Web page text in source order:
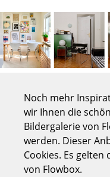
Sofas
Sessel
Loungesessel
Freischwinger
Barhocker
Hocker
Noch mehr
wir Ihnen die
Bildergalerie von
werden. Dieser
Cookies. Es
von Flowbox.